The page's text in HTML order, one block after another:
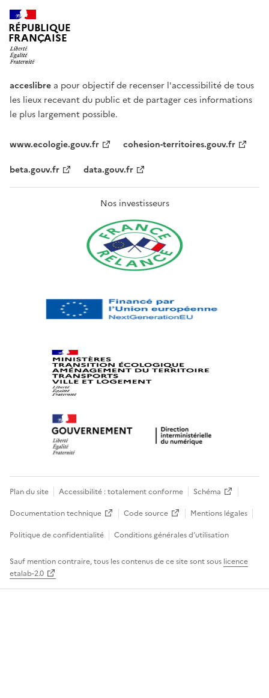
RÉPUBLIQUE
FRANÇAISE
acceslibre a pour objectif de recenser l'accessibilité de tous
les lieux recevant du public et de partager ces informations
le plus largement possible.
www.ecologie.gouv.fr
cohesion-territoires.gouv.fr
beta.gouv.fr
data.gouv.fr
Nos investisseurs
Plan du site Accessibilité : totalement conforme
Schéma
Documentation technique
Code source
Mentions légales
Politique de confidentialité
Conditions générales d’utilisation
Sauf mention contraire, tous les contenus de ce site sont sous licence
etalab-2.0